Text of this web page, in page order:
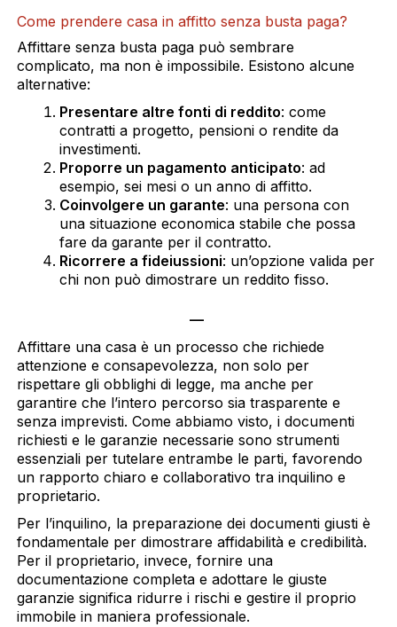
Questo sito web utilizza i cookie
Utilizziamo i cookie per personalizzare contenuti ed
annunci, per fornire funzionalità dei social media e per
analizzare il nostro traffico. Condividiamo inoltre
informazioni sul modo in cui utilizza il nostro sito con i
nostri partner che si occupano di analisi dei dati web,
Come prendere casa in affitto senza busta paga?
Affittare senza busta paga può sembrare
complicato, ma non è impossibile. Esistono alcune
alternative:
Presentare altre fonti di reddito: come
contratti a progetto, pensioni o rendite da
investimenti.
Proporre un pagamento anticipato: ad
esempio, sei mesi o un anno di affitto.
Coinvolgere un garante: una persona con
una situazione economica stabile che possa
fare da garante per il contratto.
Ricorrere a fideiussioni: un’opzione valida per
chi non può dimostrare un reddito fisso.
—
Affittare una casa è un processo che richiede
attenzione e consapevolezza, non solo per
rispettare gli obblighi di legge, ma anche per
garantire che l’intero percorso sia trasparente e
senza imprevisti. Come abbiamo visto, i documenti
richiesti e le garanzie necessarie sono strumenti
essenziali per tutelare entrambe le parti, favorendo
un rapporto chiaro e collaborativo tra inquilino e
proprietario.
Per l’inquilino, la preparazione dei documenti giusti è
fondamentale per dimostrare affidabilità e credibilità.
Per il proprietario, invece, fornire una
documentazione completa e adottare le giuste
garanzie significa ridurre i rischi e gestire il proprio
immobile in maniera professionale.